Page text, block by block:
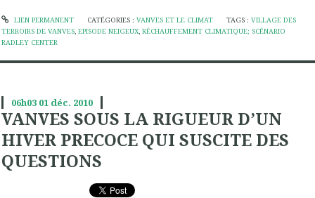
LIEN PERMANENT CATÉGORIES : VANVES ET LE CLIMAT TAGS :VILLAGE DES
TERROIRS DE VANVES, EPISODE NEIGEUX, RÉCHAUFFEMENT CLIMATIQUE; SCÉNARIO
RADLEY CENTER
06h03 01 déc. 2010
VANVES SOUS LA RIGUEUR D’UN
HIVER PRECOCE QUI SUSCITE DES
QUESTIONS